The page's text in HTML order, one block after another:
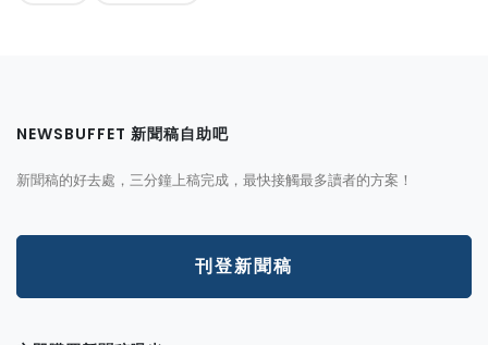
NEWSBUFFET 新聞稿自助吧
新聞稿的好去處，三分鐘上稿完成，最快接觸最多讀者的方案！
刊登新聞稿